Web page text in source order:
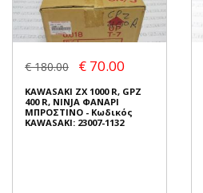
€ 180.00 € 70.00
KAWASAKI ZX 1000 R, GPZ
400 R, NINJA ΦΑΝΑΡΙ
ΜΠΡΟΣΤΙΝΟ - Κωδικός
KAWASAKI: 23007-1132